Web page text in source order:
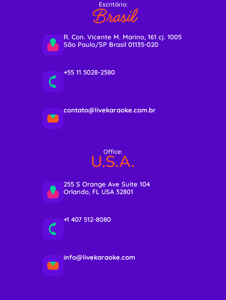
Escritório:
Brasil
R. Con. Vicente M. Marino, 161 cj. 1005
São Paulo/SP Brasil 01135-020
+55 11 5028-2580
contato@livekaraoke.com.br
Office:
U.S.A.
255 S Orange Ave Suite 104
Orlando, FL USA 32801
+1 407 512-8080
info@livekaraoke.com